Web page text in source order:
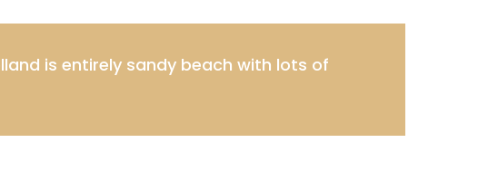
is entirely sandy beach with lots of